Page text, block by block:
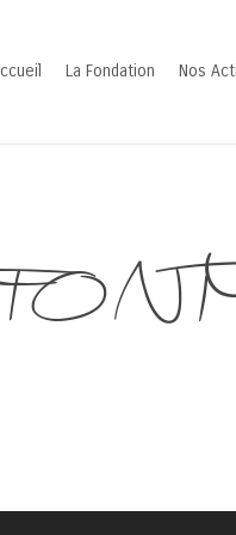
La Fondation Nos